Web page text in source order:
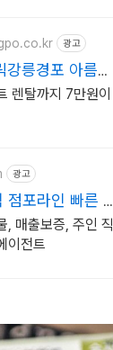
광고
릉경포 아름다
렌탈까지 7만원이
광고
포라인 빠른 직
매출보증, 주인 직
이전트